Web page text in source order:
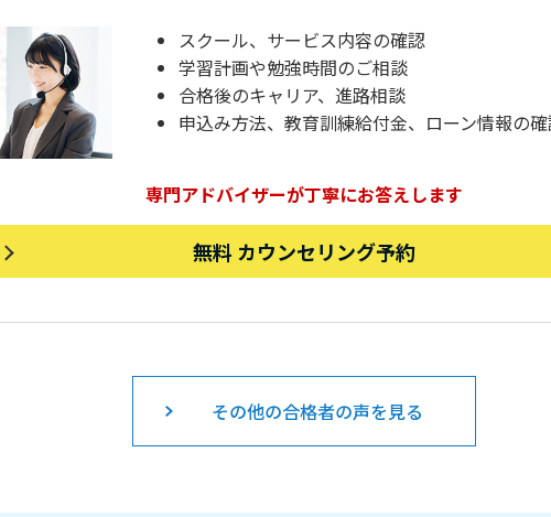
スクール、サービス内容の確認
学習計画や勉強時間のご相談
合格後のキャリア、進路相談
申込み方法、教育訓練給付金、ローン情報の
専門アドバイザーが丁寧にお答えします
無料 カウンセリング予約
その他の合格者の声を見る